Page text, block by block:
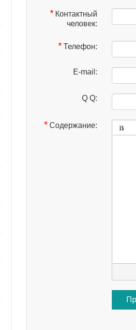
* Контактный
человек:
*Телефон:
E-mail:
Q Q:
*Содержание: